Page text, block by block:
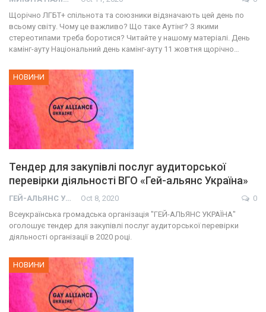
Щорічно ЛГБТ+ спільнота та союзники відзначають цей день по
всьому світу. Чому це важливо? Що таке Аутінг? З якими
стереотипами треба боротися? Читайте у нашому матеріалі. День
камінг-ауту Національний день камінг-ауту 11 жовтня щорічно…
НОВИНИ
Тендер для закупівлі послуг аудиторської
перевірки діяльності ВГО «Гей-альянс Україна»
ГЕЙ-АЛЬЯНС УКРАИНА Oct 8, 2020
0
Всеукраїнська громадська організація "ГЕЙ-АЛЬЯНС УКРАЇНА"
оголошує тендер для закупівлі послуг аудиторської перевірки
діяльності організації в 2020 році.
НОВИНИ